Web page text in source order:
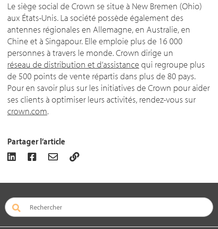
Le siège social de Crown se situe à New Bremen (Ohio)
aux États-Unis. La société possède également des
antennes régionales en Allemagne, en Australie, en
Chine et à Singapour. Elle emploie plus de 16 000
personnes à travers le monde. Crown dirige un
réseau de distribution et d’assistance qui regroupe plus
de 500 points de vente répartis dans plus de 80 pays.
Pour en savoir plus sur les initiatives de Crown pour aider
ses clients à optimiser leurs activités, rendez-vous sur
crown.com.
Partager l’article